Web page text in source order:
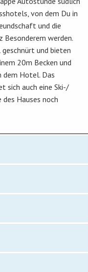
von dem Du in
und die
werden.
und bieten
20m Becken und
dem Hotel. Das
sich auch eine Ski-/
Hauses noch